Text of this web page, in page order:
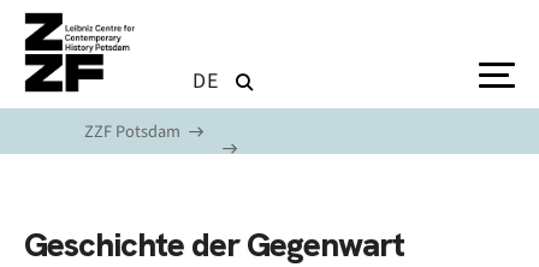
Skip to main content
DE
ZZF Potsdam
Geschichte der Gegenwart